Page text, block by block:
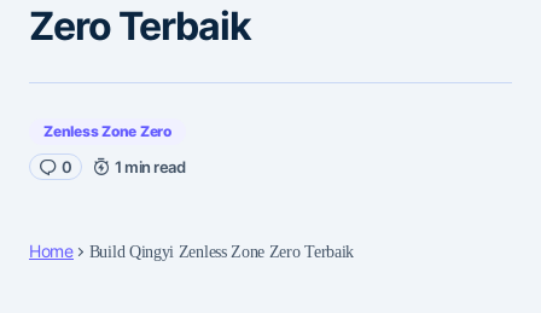
Zero Terbaik
Zenless Zone Zero
0 1 min read
Home Build Qingyi Zenless Zone Zero Terbaik